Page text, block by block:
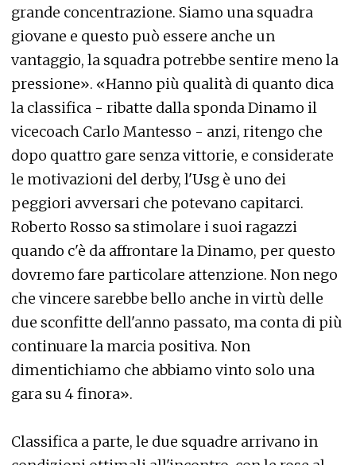
grande concentrazione. Siamo una squadra
giovane e questo può essere anche un
vantaggio, la squadra potrebbe sentire meno la
pressione». «Hanno più qualità di quanto dica
la classifica - ribatte dalla sponda Dinamo il
vicecoach Carlo Mantesso - anzi, ritengo che
dopo quattro gare senza vittorie, e considerate
le motivazioni del derby, l'Usg è uno dei
peggiori avversari che potevano capitarci.
Roberto Rosso sa stimolare i suoi ragazzi
quando c'è da affrontare la Dinamo, per questo
dovremo fare particolare attenzione. Non nego
che vincere sarebbe bello anche in virtù delle
due sconfitte dell'anno passato, ma conta di più
continuare la marcia positiva. Non
dimentichiamo che abbiamo vinto solo una
gara su 4 finora».
Classifica a parte, le due squadre arrivano in